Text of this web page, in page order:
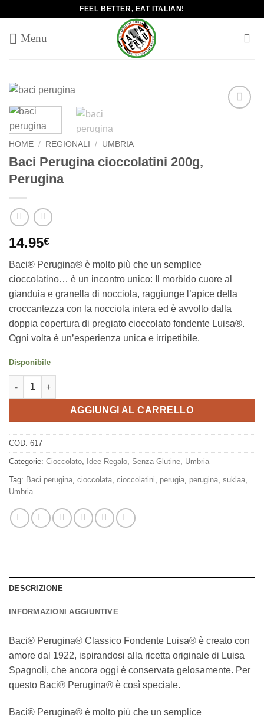
contenuti
FEEL BETTER, EAT ITALIAN!
HOME / REGIONALI / UMBRIA
Baci Perugina cioccolatini 200g,
Perugina
14.95€
Baci® Perugina® è molto più che un semplice
cioccolatino… è un incontro unico: Il morbido cuore al
gianduia e granella di nocciola, raggiunge l’apice della
croccantezza con la nocciola intera ed è avvolto dalla
doppia copertura di pregiato cioccolato fondente Luisa®.
Ogni volta è un’esperienza unica e irripetibile.
Disponibile
Baci Perugina cioccolatini 200g, Perugina quantità
AGGIUNGI AL CARRELLO
COD: 617
Categorie: Cioccolato Idee Regalo Senza Glutine Umbria
Tag: Baci perugina cioccolata cioccolatini perugia perugina suklaa
Umbria
DESCRIZIONE
INFORMAZIONI AGGIUNTIVE
Baci® Perugina® Classico Fondente Luisa® è creato con
amore dal 1922, ispirandosi alla ricetta originale di Luisa
Spagnoli, che ancora oggi è conservata gelosamente. Per
questo Baci® Perugina® è così speciale.
Baci® Perugina® è molto più che un semplice